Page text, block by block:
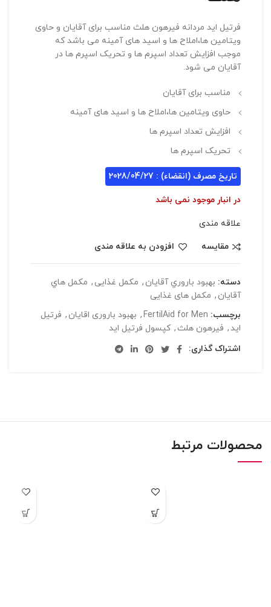
فرتیل اید مردانه فیرهون هلث مناسب برای آقایان و حاوی
ویتامین ها،املاح ها و اسید های آمینه می باشد که
موجب افزایش تعداد اسپرم ها و تحریک اسپرم ها در
آقایان می شود.
مناسب برای آقایان
حاوی ویتامین ها،املاح ها و اسید های آمینه
افزایش تعداد اسپرم ها
تحریک اسپرم ها
تاریخ مصرف (انقضاء) : 2028/04/27
در انبار موجود نمی باشد
علاقه مندی
مقایسه
افزودن به علاقه مندی
دسته: بهبود باروري آقايان , مکمل غذایی , مکمل هاي
آقايان , مکمل های غذایی
برچسب: FertilAid for Men
, بهبود باروری اقایان , فرتیل
اید, فیرهون هلث , کپسول فرتیل اید
اشتراک گذاری:
محصولات مرتبط